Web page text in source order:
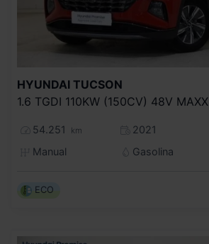
HYUNDAI TUCSON
1.6 TGDI 110KW (150CV) 48V MAXX
54.251 km
2021
Manual
Gasolina
ECO